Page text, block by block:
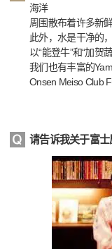
海洋
周围散布着许多新鲜
此外，水是干净的
以“能登牛”和“加贺
我们也有丰富的
Onsen Meiso Club
请告诉我关于富士